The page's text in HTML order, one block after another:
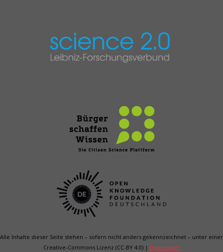
Alle Inhalte dieser Seite stehen – sofern nicht anders gekenn­zeichnet – unter einer
Creative-Commons Lizenz (CC-BY 4.0) | Impressum